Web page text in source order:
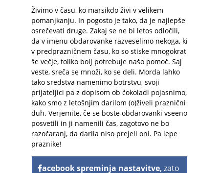
Živimo v času, ko marsikdo živi v velikem
pomanjkanju. In pogosto je tako, da je najlepše
osrečevati druge. Zakaj se ne bi letos odločili,
da v imenu obdarovanke razveselimo nekoga, ki
v predprazničnem času, ko so stiske mnogokrat
še večje, toliko bolj potrebuje našo pomoč. Saj
veste, sreča se množi, ko se deli. Morda lahko
tako sredstva namenimo botrstvu, svoji
prijateljici pa z dopisom ob čokoladi pojasnimo,
kako smo z letošnjim darilom (o)živeli praznični
duh. Verjemite, če se boste obdarovanki vseeno
posvetili in ji namenili čas, zagotovo ne bo
razočaranj, da darila niso prejeli oni. Pa lepe
praznike!
acebook spreminja nastavitve, zato